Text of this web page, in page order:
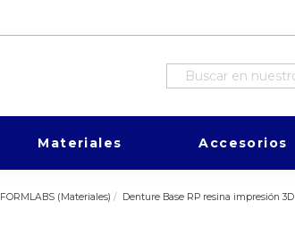
Materiales Accesorios
FORMLABS (Materiales) Denture Base RP resina impresión 3D